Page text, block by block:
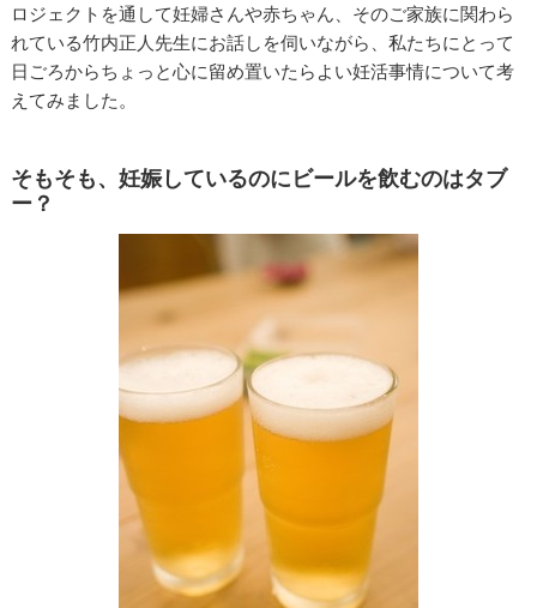
ロジェクトを通して妊婦さんや赤ちゃん、そのご家族に関わら
れている竹内正人先生にお話しを伺いながら、私たちにとって
日ごろからちょっと心に留め置いたらよい妊活事情について考
えてみました。
そもそも、妊娠しているのにビールを飲むのはタブ
ー？